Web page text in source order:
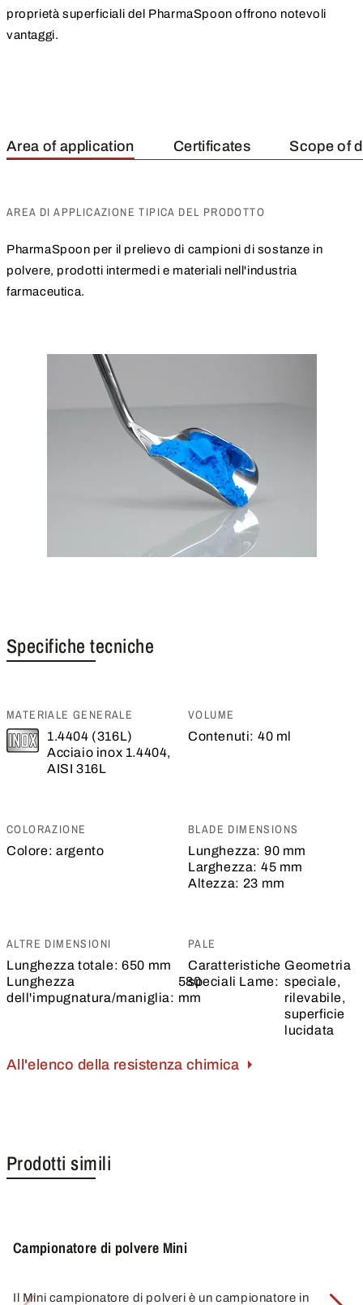
proprietà superficiali del PharmaSpoon offrono notevoli
vantaggi.
Area of application Certificates Scope of
AREA DI APPLICAZIONE TIPICA DEL PRODOTTO
PharmaSpoon per il prelievo di campioni di sostanze in
polvere, prodotti intermedi e materiali nell'industria
farmaceutica.
Specifiche tecniche
MATERIALE GENERALE
1.4404 (316L)
Acciaio inox 1.4404,
AISI 316L
VOLUME
Contenuti: 40 ml
COLORAZIONE
Colore: argento
BLADE DIMENSIONS
Lunghezza: 90 mm
Larghezza: 45 mm
Altezza: 23 mm
ALTRE DIMENSIONI
Lunghezza totale: 650 mm
Lunghezza
dell'impugnatura/maniglia:
580
mm
PALE
Caratteristiche
speciali Lame:
Geometria
speciale,
rilevabile,
superficie
lucidata
All'elenco della resistenza chimica
Prodotti simili
Campionatore di polvere Mini
Il Mini campionatore di polveri è un campionatore in